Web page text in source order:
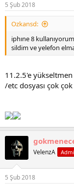
5 Şub 2018
Ozkansd:
iphıne 8
sildim ve yelefon
11.2.5'e
/etc dosyası çok
VelenzA
5 Şub 2018